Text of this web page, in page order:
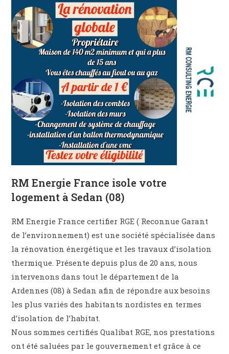
RM Energie France isole votre
logement à Sedan (08)
RM Energie France certifier RGE ( Reconnue Garant
de l’environnement) est une société spécialisée dans
la rénovation énergétique et les travaux d’isolation
thermique. Présente depuis plus de 20 ans, nous
intervenons dans tout le département de la
Ardennes (08) à Sedan afin de répondre aux besoins
les plus variés des habitants nordistes en termes
d’isolation de l’habitat.
Nous sommes certifiés Qualibat RGE, nos prestations
ont été saluées par le gouvernement et grâce à ce